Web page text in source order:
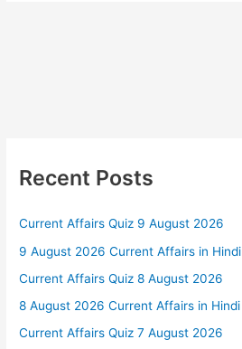
Recent Posts
Current Affairs Quiz 9 August 2026
9 August 2026 Current Affairs in Hindi
Current Affairs Quiz 8 August 2026
8 August 2026 Current Affairs in Hindi
Current Affairs Quiz 7 August 2026